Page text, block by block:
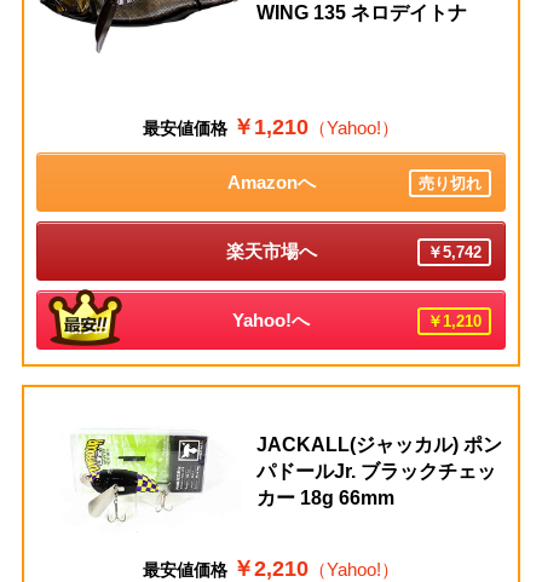
WING 135 ネロデイトナ
最安値価格 ￥1,210 （Yahoo!）
Amazonへ 売り切れ
楽天市場へ ￥5,742
Yahoo!へ ￥1,210
JACKALL(ジャッカル) ポン
パドールJr. ブラックチェッ
カー 18g 66mm
最安値価格 ￥2,210 （Yahoo!）